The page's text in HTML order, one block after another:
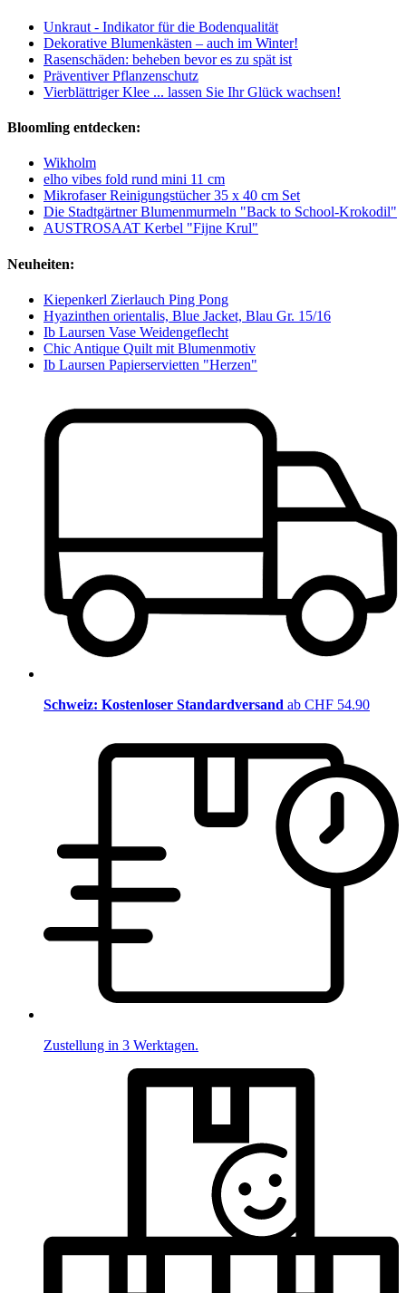
Unkraut - Indikator für die Bodenqualität
Dekorative Blumenkästen – auch im Winter!
Rasenschäden: beheben bevor es zu spät ist
Präventiver Pflanzenschutz
Vierblättriger Klee ... lassen Sie Ihr Glück wachsen!
Bloomling entdecken:
Wikholm
elho vibes fold rund mini 11 cm
Mikrofaser Reinigungstücher 35 x 40 cm Set
Die Stadtgärtner Blumenmurmeln "Back to School-Krokodil"
AUSTROSAAT Kerbel "Fijne Krul"
Neuheiten:
Kiepenkerl Zierlauch Ping Pong
Hyazinthen orientalis, Blue Jacket, Blau Gr. 15/16
Ib Laursen Vase Weidengeflecht
Chic Antique Quilt mit Blumenmotiv
Ib Laursen Papierservietten "Herzen"
Schweiz: Kostenloser Standardversand ab CHF 54.90
Zustellung in 3 Werktagen.